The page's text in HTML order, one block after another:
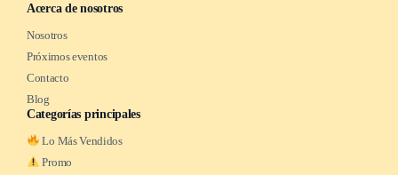
Acerca de nosotros
Nosotros
Próximos eventos
Contacto
Blog
Categorías principales
Lo Más Vendidos
Promo